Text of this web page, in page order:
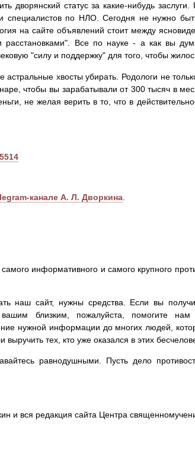
дворянский статус за какие-нибудь
специалистов по НЛО. Сегодня не нужно
на сайте объявлений стоит между
Все по науке - а как вы
"силу и поддержку" для того, чтобы
хвосты убирать. Родологи не
чтобы вы зарабатывали от 300 тысяч в
не желая верить в то, что в
канале А. Л. Дворкина
информативного и самого крупного
наш сайт, нужны средства. Если вы
близким, пожалуйста, помогите нам
нужной информации до многих людей,
тех, кто уже оказался в этих
равнодушными. Пусть дело
и вся редакция сайта Центра